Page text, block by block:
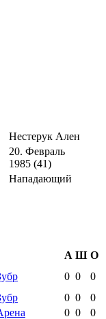
Нестерук Ален
20. Февраль
1985 (41)
Нападающий
А Ш О
0 0
0
0 0
0
0 0
0